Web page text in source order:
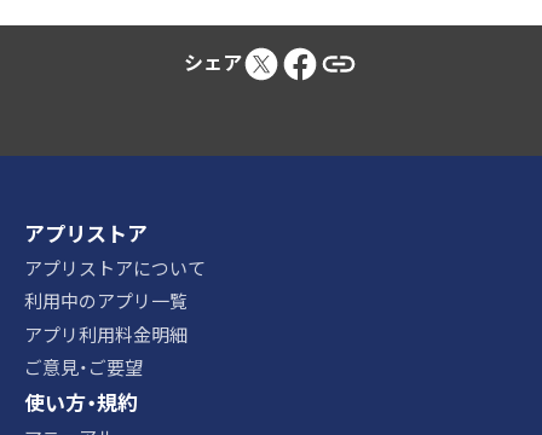
シェア
アプリストア
アプリストアについて
利用中のアプリ一覧
アプリ利用料金明細
ご意見・ご要望
使い方・規約